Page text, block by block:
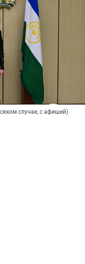
случае, с афишей)